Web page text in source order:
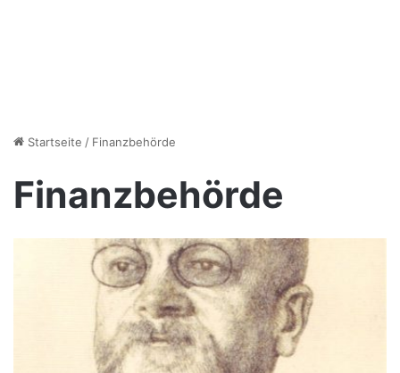
Startseite / Finanzbehörde
Finanzbehörde